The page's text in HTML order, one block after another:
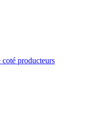
coté producteurs